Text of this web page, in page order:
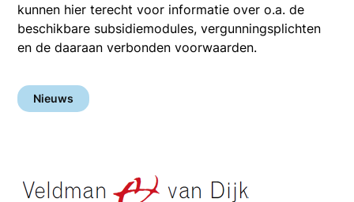
kunnen hier terecht voor informatie over o.a. de
beschikbare subsidiemodules, vergunningsplichten
en de daaraan verbonden voorwaarden.
Nieuws